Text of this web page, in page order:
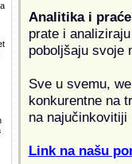
Analitika i
prate i
poboljšaju svoje
Sve u svemu,
konkurentne na
na najučinkovitiji
Link na našu